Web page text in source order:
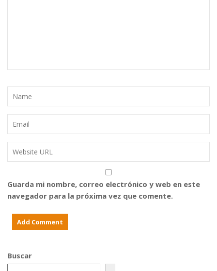
Guarda mi nombre, correo electrónico y web en este
navegador para la próxima vez que comente.
Buscar